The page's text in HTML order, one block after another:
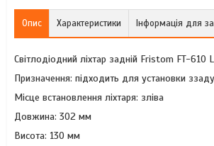
Опис Характеристики Інформація для
Світлодіодний ліхтар задній Fristom FT-610
Призначення: підходить для установки
Місце встановлення ліхтаря: зліва
Довжина: 302 мм
Висота: 130 мм